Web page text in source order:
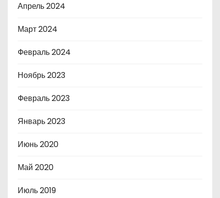
Апрель 2024
Март 2024
Февраль 2024
Ноябрь 2023
Февраль 2023
Январь 2023
Июнь 2020
Май 2020
Июль 2019